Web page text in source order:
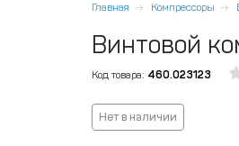
Главная Компрессоры
Винтовой
Код товара: 460.023123
Нет в наличии